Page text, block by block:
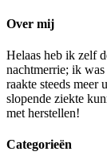
Over mij
Helaas heb ik zelf
nachtmerrie; ik
raakte steeds meer
slopende ziekte
met herstellen!
Categorieën